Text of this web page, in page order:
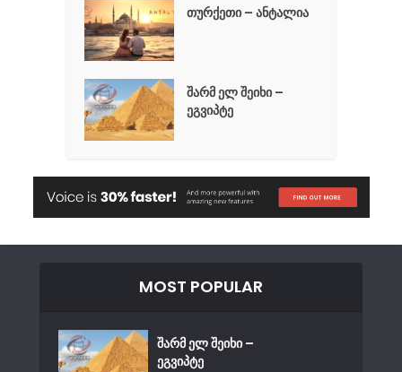
თურქეთი – ანტალია
შარმ ელ შეიხი –
ეგვიპტე
MOST POPULAR
შარმ ელ შეიხი –
ეგვიპტე